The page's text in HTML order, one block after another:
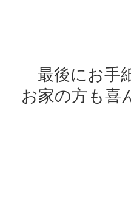
最後にお手紙
お家の方も喜